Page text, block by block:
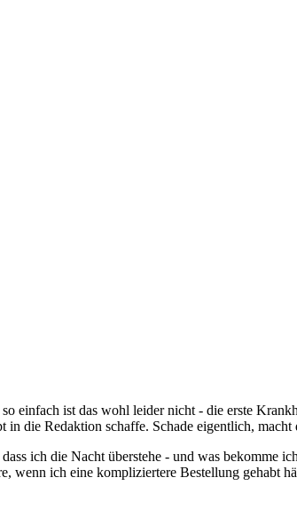
einfach ist das wohl leider nicht - die erste
die Redaktion schaffe. Schade eigentlich, macht
ich die Nacht überstehe - und was bekomme
wenn ich eine kompliziertere Bestellung gehabt